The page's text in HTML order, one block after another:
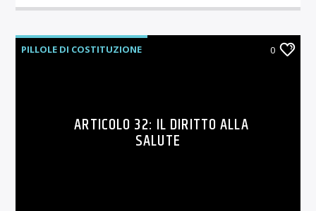
PILLOLE DI COSTITUZIONE 0
ARTICOLO 32: IL DIRITTO ALLA
SALUTE